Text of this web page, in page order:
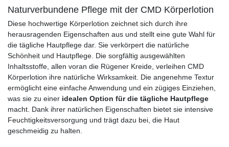
Naturverbundene Pflege mit der CMD Körperlotion
Diese hochwertige Körperlotion zeichnet sich durch ihre
herausragenden Eigenschaften aus und stellt eine gute Wahl für
die tägliche Hautpflege dar. Sie verkörpert die natürliche
Schönheit und Hautpflege. Die sorgfältig ausgewählten
Inhaltsstoffe, allen voran die Rügener Kreide, verleihen CMD
Körperlotion ihre natürliche Wirksamkeit. Die angenehme Textur
ermöglicht eine einfache Anwendung und ein zügiges Einziehen,
was sie zu einer idealen Option für die tägliche Hautpflege
macht. Dank ihrer natürlichen Eigenschaften bietet sie intensive
Feuchtigkeitsversorgung und trägt dazu bei, die Haut
geschmeidig zu halten.